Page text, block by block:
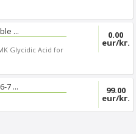
...
Glycidic Acid for
0.00
eur/kг.
7 ... 99.00
eur/kг.